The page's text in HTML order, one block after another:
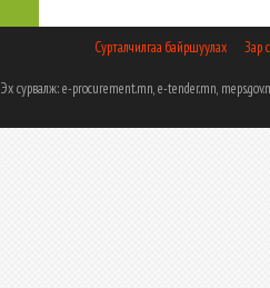
Сурталчилгаа байршуулах Зар
Эх сурвалж: e-procurement.mn, e-tender.mn,